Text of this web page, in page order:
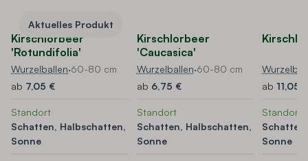
Kirschlorbeer
'Rotundifolia'
Wurzelballen·60-80 cm
ab 7,05 €
Standort
Schatten, Halbschatten,
Sonne
Aktuelles Produkt
Kirschlorbeer
'Caucasica'
Wurzelballen·60-80 cm
ab 6,75 €
Standort
Schatten, Halbschatten,
Sonne
ab 11,05
Standort
Sonne